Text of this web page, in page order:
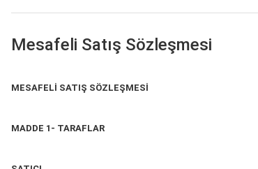
Mesafeli Satış Sözleşmesi
MESAFELİ SATIŞ SÖZLEŞMESİ
MADDE 1- TARAFLAR